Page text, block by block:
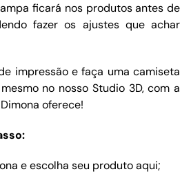
ficará nos produtos antes de
fazer os ajustes que achar
impressão e faça uma camiseta
no nosso Studio 3D, com a
oferece!
e escolha seu produtoaqui;